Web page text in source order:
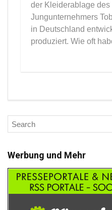
der Kleiderablage
Jungunternehmers
in Deutschland
produziert. Wie oft
Werbung und Mehr